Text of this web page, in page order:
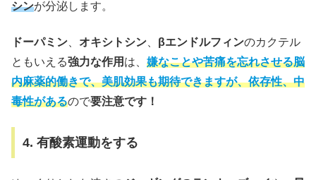
シンが分泌します。
ドーパミン オキシトシン βエンドルフィンのカクテル
ともいえる強力な作用 は、 嫌なことや苦痛を忘れさせる脳
内麻薬的働きで、美肌効果も期待できますが、依存性、中
毒性があるので要注意です！
4. 有酸素運動をする